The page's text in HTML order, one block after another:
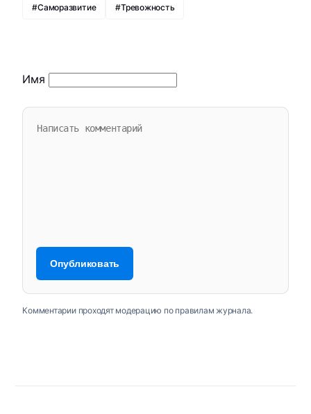
#Саморазвитие #Тревожность
Имя
Комментарии проходят модерацию по правилам журнала.